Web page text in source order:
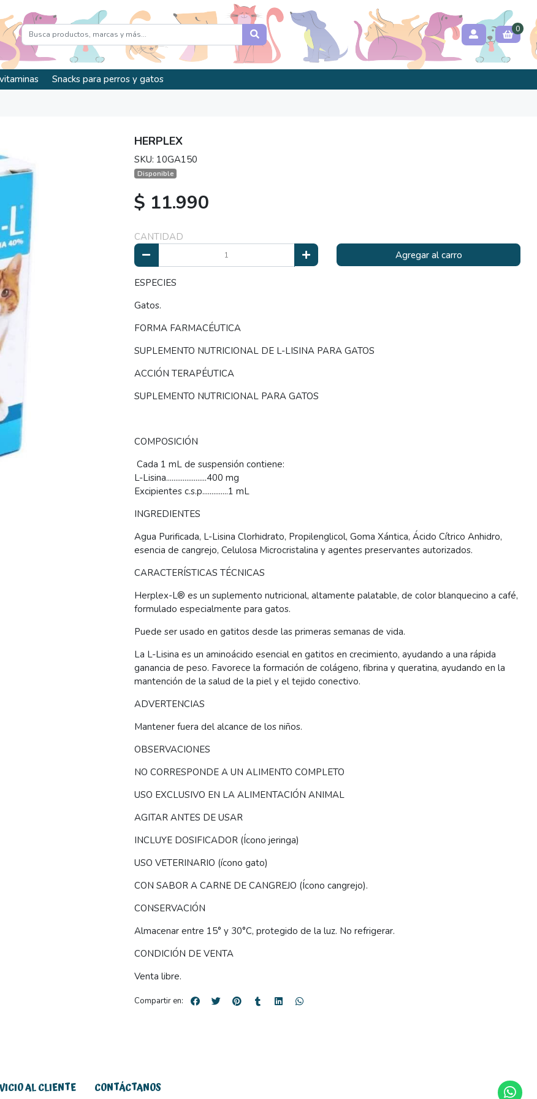
0
Snacks para perros y gatos
HERPLEX
SKU: 10GA150
Disponible
$ 11.990
CANTIDAD
Agregar al carro
ESPECIES
Gatos.
FORMA FARMACÉUTICA
SUPLEMENTO NUTRICIONAL DE L-LISINA PARA GATOS
ACCIÓN TERAPÉUTICA
SUPLEMENTO NUTRICIONAL PARA GATOS
COMPOSICIÓN
Cada 1 mL de suspensión contiene:
L-Lisina......................400 mg
Excipientes c.s.p..............1 mL
INGREDIENTES
Agua Purificada, L-Lisina Clorhidrato, Propilenglicol, Goma Xántica, Ácido Cítrico Anhidro,
esencia de cangrejo, Celulosa Microcristalina y agentes preservantes autorizados.
CARACTERÍSTICAS TÉCNICAS
Herplex-L® es un suplemento nutricional, altamente palatable, de color blanquecino a café,
formulado especialmente para gatos.
Puede ser usado en gatitos desde las primeras semanas de vida.
La L-Lisina es un aminoácido esencial en gatitos en crecimiento, ayudando a una rápida
ganancia de peso. Favorece la formación de colágeno, fibrina y queratina, ayudando en la
mantención de la salud de la piel y el tejido conectivo.
ADVERTENCIAS
Mantener fuera del alcance de los niños.
OBSERVACIONES
NO CORRESPONDE A UN ALIMENTO COMPLETO
USO EXCLUSIVO EN LA ALIMENTACIÓN ANIMAL
AGITAR ANTES DE USAR
INCLUYE DOSIFICADOR (Ícono jeringa)
USO VETERINARIO (ícono gato)
CON SABOR A CARNE DE CANGREJO (Ícono cangrejo).
CONSERVACIÓN
Almacenar entre 15° y 30°C, protegido de la luz. No refrigerar.
CONDICIÓN DE VENTA
Venta libre.
Compartir en:
AL CLIENTE CONTÁCTANOS